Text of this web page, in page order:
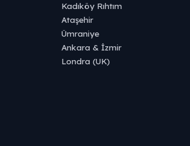
Kadıköy Rıhtım
Ataşehir
Ümraniye
Ankara & İzmir
Londra (UK)